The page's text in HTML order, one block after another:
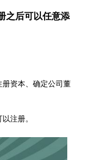
之后可以任意添
资本、确定公司董
注册。